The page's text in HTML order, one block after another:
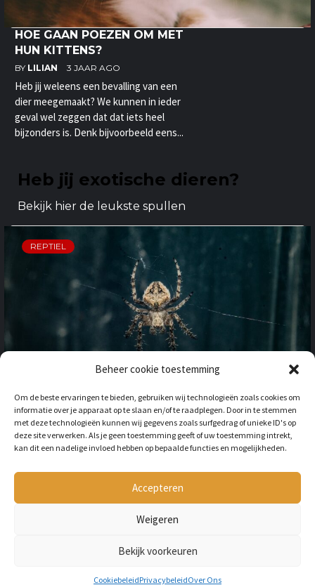
Beheer cookie toestemming
Om de beste ervaringen te bieden, gebruiken wij technologieën zoals cookies om
informatie over je apparaat op te slaan en/of te raadplegen. Door in te stemmen
met deze technologieën kunnen wij gegevens zoals surfgedrag of unieke ID's op
deze site verwerken. Als je geen toestemming geeft of uw toestemming intrekt,
kan dit een nadelige invloed hebben op bepaalde functies en mogelijkheden.
Accepteren
Weigeren
Bekijk voorkeuren
CookiebeleidPrivacybeleidOver Ons
HOE GAAN POEZEN OM MET
HUN KITTENS?
BY LILIAN 3 JAAR AGO
Heb jij weleens een bevalling van een
dier meegemaakt? We kunnen in ieder
geval wel zeggen dat dat iets heel
bijzonders is. Denk bijvoorbeeld eens...
Heb jij exotische dieren?
Bekijk hier de leukste spullen
REPTIEL
BUITENLAND: HOE HOUD JE
REKENING MET
ONGEWENSTE DIEREN?
BY LILIAN 3 JAAR AGO
Als je op vakantie gaat naar het
buitenland, is niet alleen het cultuur en
de temperatuur anders, ook kan het zijn
dat er verschillende dieren...
Copyright © All rights reserved Petmania.nl.